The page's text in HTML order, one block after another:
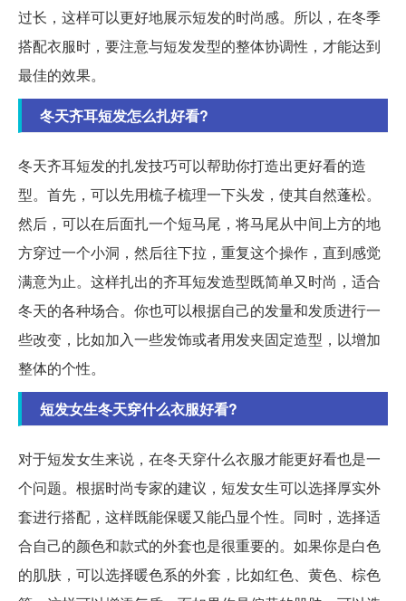
过长，这样可以更好地展示短发的时尚感。所以，在冬季
搭配衣服时，要注意与短发发型的整体协调性，才能达到
最佳的效果。
冬天齐耳短发怎么扎好看?
冬天齐耳短发的扎发技巧可以帮助你打造出更好看的造
型。首先，可以先用梳子梳理一下头发，使其自然蓬松。
然后，可以在后面扎一个短马尾，将马尾从中间上方的地
方穿过一个小洞，然后往下拉，重复这个操作，直到感觉
满意为止。这样扎出的齐耳短发造型既简单又时尚，适合
冬天的各种场合。你也可以根据自己的发量和发质进行一
些改变，比如加入一些发饰或者用发夹固定造型，以增加
整体的个性。
短发女生冬天穿什么衣服好看?
对于短发女生来说，在冬天穿什么衣服才能更好看也是一
个问题。根据时尚专家的建议，短发女生可以选择厚实外
套进行搭配，这样既能保暖又能凸显个性。同时，选择适
合自己的颜色和款式的外套也是很重要的。如果你是白色
的肌肤，可以选择暖色系的外套，比如红色、黄色、棕色